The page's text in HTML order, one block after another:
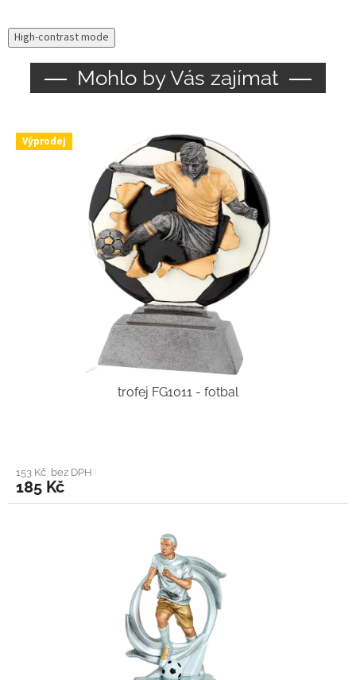
High-contrast mode
Mohlo by Vás zajímat
Výprodej
trofej FG1011 - fotbal
153 Kč bez DPH
185 Kč